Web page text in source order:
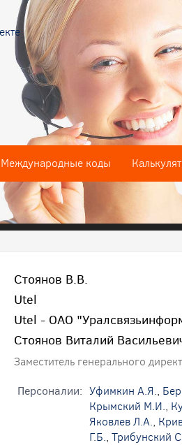
Международные коды
Стоянов В.В.
Utel
Utel - ОАО
Стоянов Виталий
Заместитель генерального
Персоналии: Уфимкин А.Я.,
Крымский М.И.,
Яковлев Л.А.,
Г.Б., Трибунский